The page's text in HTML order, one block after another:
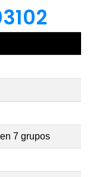
7 grupos